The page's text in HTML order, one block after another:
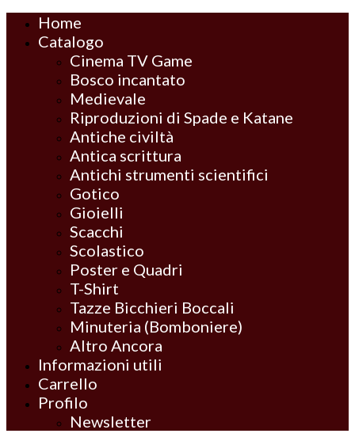
Home
Catalogo
Cinema TV Game
Bosco incantato
Medievale
Riproduzioni di Spade e Katane
Antiche civiltà
Antica scrittura
Antichi strumenti scientifici
Gotico
Gioielli
Scacchi
Scolastico
Poster e Quadri
T-Shirt
Tazze Bicchieri Boccali
Minuteria (Bomboniere)
Altro Ancora
Informazioni utili
Carrello
Profilo
Newsletter